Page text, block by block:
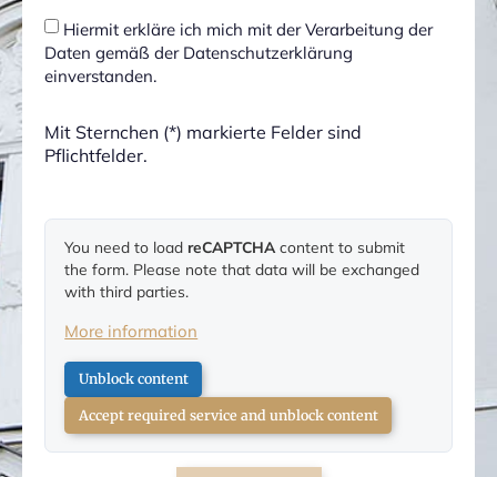
Hiermit erkläre ich mich mit der Verarbeitung der
Daten gemäß der Datenschutzerklärung
einverstanden.
Mit Sternchen (*) markierte Felder sind
Pflichtfelder.
You need to loadreCAPTCHA content to submit
the form. Please note that data will be exchanged
with third parties.
More information
Unblock content
Accept required service and unblock content